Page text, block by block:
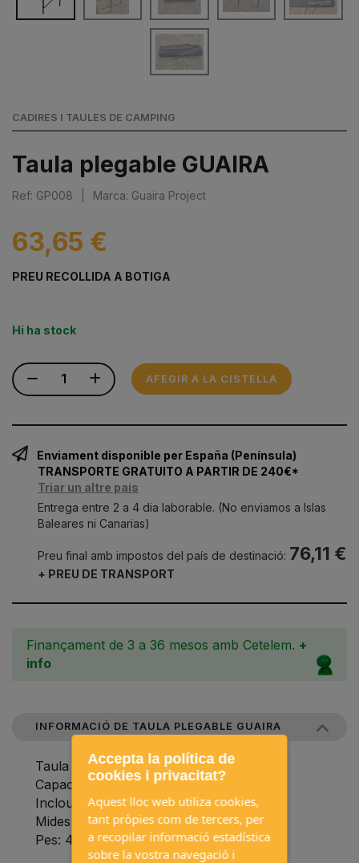
CADIRES I TAULES DE CAMPING
Taula plegable GUAIRA
Ref: GP008 Marca: Guaira Project
63,65 €
PREU RECOLLIDA A BOTIGA
Hi ha stock
AFEGIR A LA CISTELLA
Enviament disponible per España (Península)
TRANSPORTE GRATUITO A PARTIR DE 240€*
Triar un altre país
Entrega entre 2 a 4 dia laborable. (No enviamos a Islas
Baleares ni Canarias)
Preu final amb impostos del país de destinació: 76,11 €
+ PREU DE TRANSPORT
Finançament de 3 a 36 mesos amb Cetelem. +
info
INFORMACIÓ DE TAULA PLEGABLE GUAIRA
Taula plegable dalumini.
Capacitat: 2 persones
Inclou bossa de transport.
Mides taula: 900x600mm.
Pes: 4kg
Accepta la política de
cookies i privacitat?
Aquest lloc web utiliza cookies,
tant pròpies com de tercers, per
a recopilar informació estadística
sobre la vostra navegació i